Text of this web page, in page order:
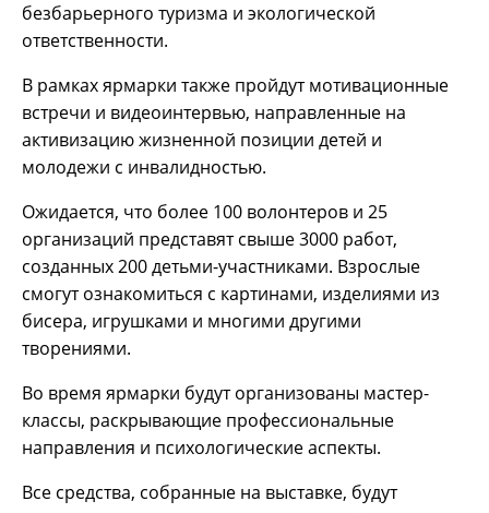
безбарьерного туризма и экологической
ответственности.
В рамках ярмарки также пройдут мотивационные
встречи и видеоинтервью, направленные на
активизацию жизненной позиции детей и
молодежи с инвалидностью.
Ожидается, что более 100 волонтеров и 25
организаций представят свыше 3000 работ,
созданных 200 детьми-участниками. Взрослые
смогут ознакомиться с картинами, изделиями из
бисера, игрушками и многими другими
творениями.
Во время ярмарки будут организованы мастер-
классы, раскрывающие профессиональные
направления и психологические аспекты.
Все средства, собранные на выставке, будут